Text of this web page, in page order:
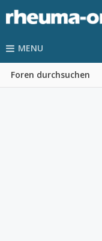
MENU
Foren durchsuchen